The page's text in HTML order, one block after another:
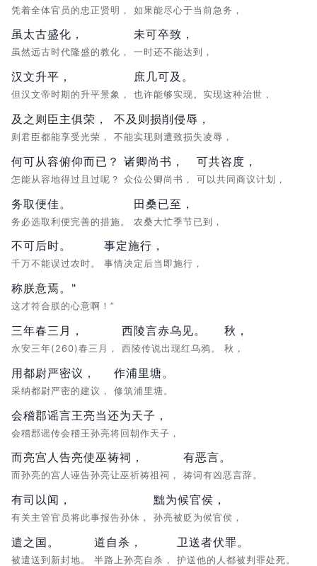
凭着全体官员的忠正贤明， 如果能尽心于当前急务，
虽太古盛化，
虽然远古时代隆盛的教化，
未可卒致，
一时还不能达到，
汉文升平，
但汉文帝时期的升平景象，
庶几可及。
也许能够实现。实现这种治世，
及之则臣主俱荣，
则君臣都能享受光荣，
不及则损削侵辱，
不能实现则遭致损失凌辱，
何可从容俯仰而已？
怎能从容地得过且过呢？
诸卿尚书，
众位公卿尚书，
可共咨度，
可以共同商议计划，
务取便佳。
务必选取利便完善的措施。
田桑已至，
农桑大忙季节已到，
不可后时。
千万不能误过农时。
事定施行，
事情决定后当即施行，
称朕意焉。"
这才符合朕的心意啊！”
三年春三月，
永安三年(260)春三月，
西陵言赤乌见。
西陵传说出现红乌鸦。
秋，
秋，
用都尉严密议，
采纳都尉严密的建议，
作浦里塘。
修筑浦里塘。
会稽郡谣言王亮当还为天子，
会稽郡谣传会稽王孙亮将回朝作天子，
而亮宫人告亮使巫祷祠，
而孙亮的宫人诬告孙亮让巫祈祷祖祠，
有恶言。
祷词有凶恶言辞。
有司以闻，
有关主管官员将此事报告孙休，
黜为候官侯，
孙亮被贬为候官侯，
遣之国。
被遣送到新封地。
道自杀，
半路上孙亮自杀，
卫送者伏罪。
护送他的人都被判罪处死。